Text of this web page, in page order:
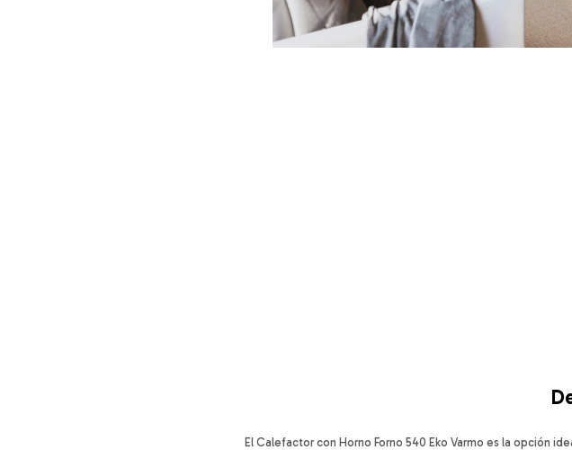
El Calefactor con Horno Forno 540 Eko Varmo es la opción